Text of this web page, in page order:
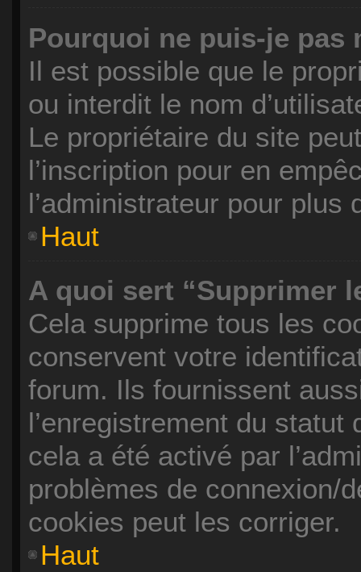
Pourquoi ne puis-je pas
Il est possible que le
ou interdit le nom
Le propriétaire du site
l’inscription pour en
l’administrateur pour plus
Haut
A quoi sert “Supprimer
Cela supprime tous les
conservent votre
forum. Ils fournissent
l’enregistrement du
cela a été activé par
problèmes de connexion/
cookies peut les corriger.
Haut